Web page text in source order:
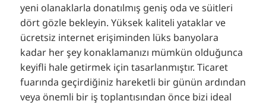
yeni olanaklarla donatılmış geniş oda ve süitleri
dört gözle bekleyin. Yüksek kaliteli yataklar ve
ücretsiz internet erişiminden lüks banyolara
kadar her şey konaklamanızı mümkün olduğunca
keyifli hale getirmek için tasarlanmıştır. Ticaret
fuarında geçirdiğiniz hareketli bir günün ardından
veya önemli bir iş toplantısından önce bizi ideal